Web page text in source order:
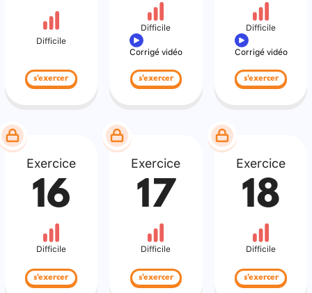
Difficile
s'exercer
Difficile
Corrigé vidéo
s'exercer
Difficile
Corrigé vidéo
s'exercer
Exercice
16
Difficile
s'exercer
Exercice
17
Difficile
s'exercer
Exercice
18
Difficile
s'exercer